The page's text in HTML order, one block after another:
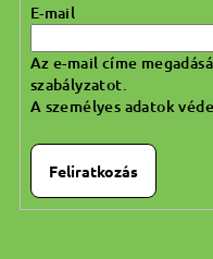
E-mail
Az e-mail címe
szabályzatot.
A személyes adatok
Feliratkozás